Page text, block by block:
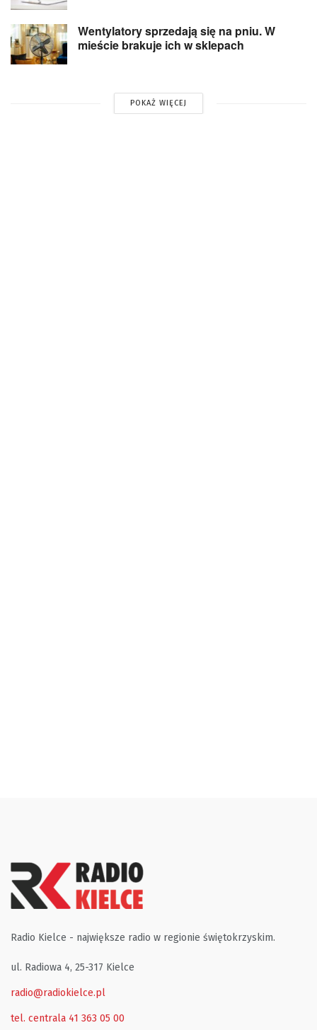
Wentylatory sprzedają się na pniu. W
mieście brakuje ich w sklepach
POKAŻ WIĘCEJ
Radio Kielce - największe radio w regionie świętokrzyskim.
ul. Radiowa 4, 25-317 Kielce
radio@radiokielce.pl
tel. centrala 41 363 05 00